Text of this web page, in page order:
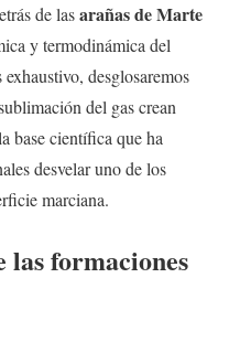
de lasarañas de Marte
y termodinámica del
desglosaremos
del gas crean
base científica que ha
desvelar uno de los
marciana.
las formaciones